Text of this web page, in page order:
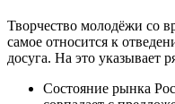
Творчество молодёжи со
самое относится к
досуга. На это указывает
Состояние рынка